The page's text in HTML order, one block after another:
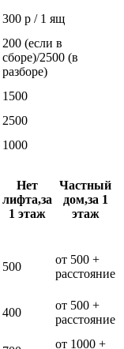
300 р / 1 ящ
200 (если в
сборе)/2500 (в
разборе)
1500
2500
1000
Нет
лифта,за
1 этаж
Частный
дом,за 1
этаж
500
от 500 +
расстояние
400
от 500 +
расстояние
от 1000 +